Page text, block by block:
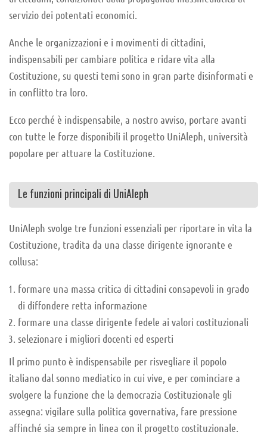
servizio dei potentati economici.
Anche le organizzazioni e i movimenti di cittadini,
indispensabili per cambiare politica e ridare vita alla
Costituzione, su questi temi sono in gran parte disinformati e
in conflitto tra loro.
Ecco perché è indispensabile, a nostro avviso, portare avanti
con tutte le forze disponibili il progetto UniAleph, università
popolare per attuare la Costituzione.
Le funzioni principali di UniAleph
UniAleph svolge tre funzioni essenziali per riportare in vita la
Costituzione, tradita da una classe dirigente ignorante e
collusa:
formare una massa critica di cittadini consapevoli in grado
di diffondere retta informazione
formare una classe dirigente fedele ai valori costituzionali
selezionare i migliori docenti ed esperti
Il primo punto è indispensabile per risvegliare il popolo
italiano dal sonno mediatico in cui vive, e per cominciare a
svolgere la funzione che la democrazia Costituzionale gli
assegna: vigilare sulla politica governativa, fare pressione
affinché sia sempre in linea con il progetto costituzionale.